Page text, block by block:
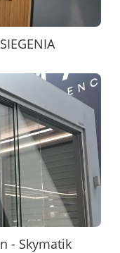
- Skymatik